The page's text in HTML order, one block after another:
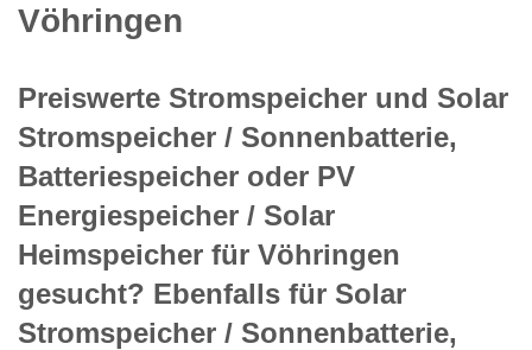
Vöhringen
Preiswerte Stromspeicher und Solar
Stromspeicher / Sonnenbatterie,
Batteriespeicher oder PV
Energiespeicher / Solar
Heimspeicher für Vöhringen
gesucht? Ebenfalls für Solar
Stromspeicher / Sonnenbatterie,